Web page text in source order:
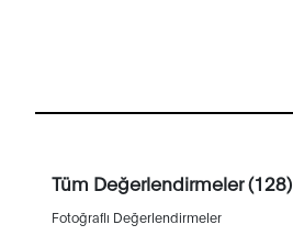
Tüm Değerlendirmeler (128)
Fotoğraflı Değerlendirmeler